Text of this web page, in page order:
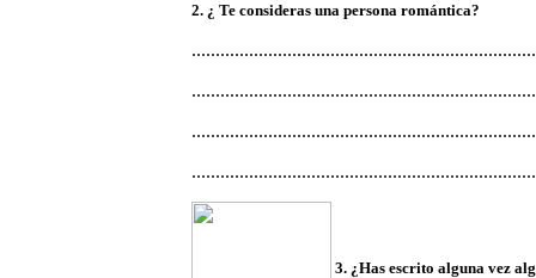
2. ¿ Te consideras una persona romántica?
3. ¿Has escrito alguna vez